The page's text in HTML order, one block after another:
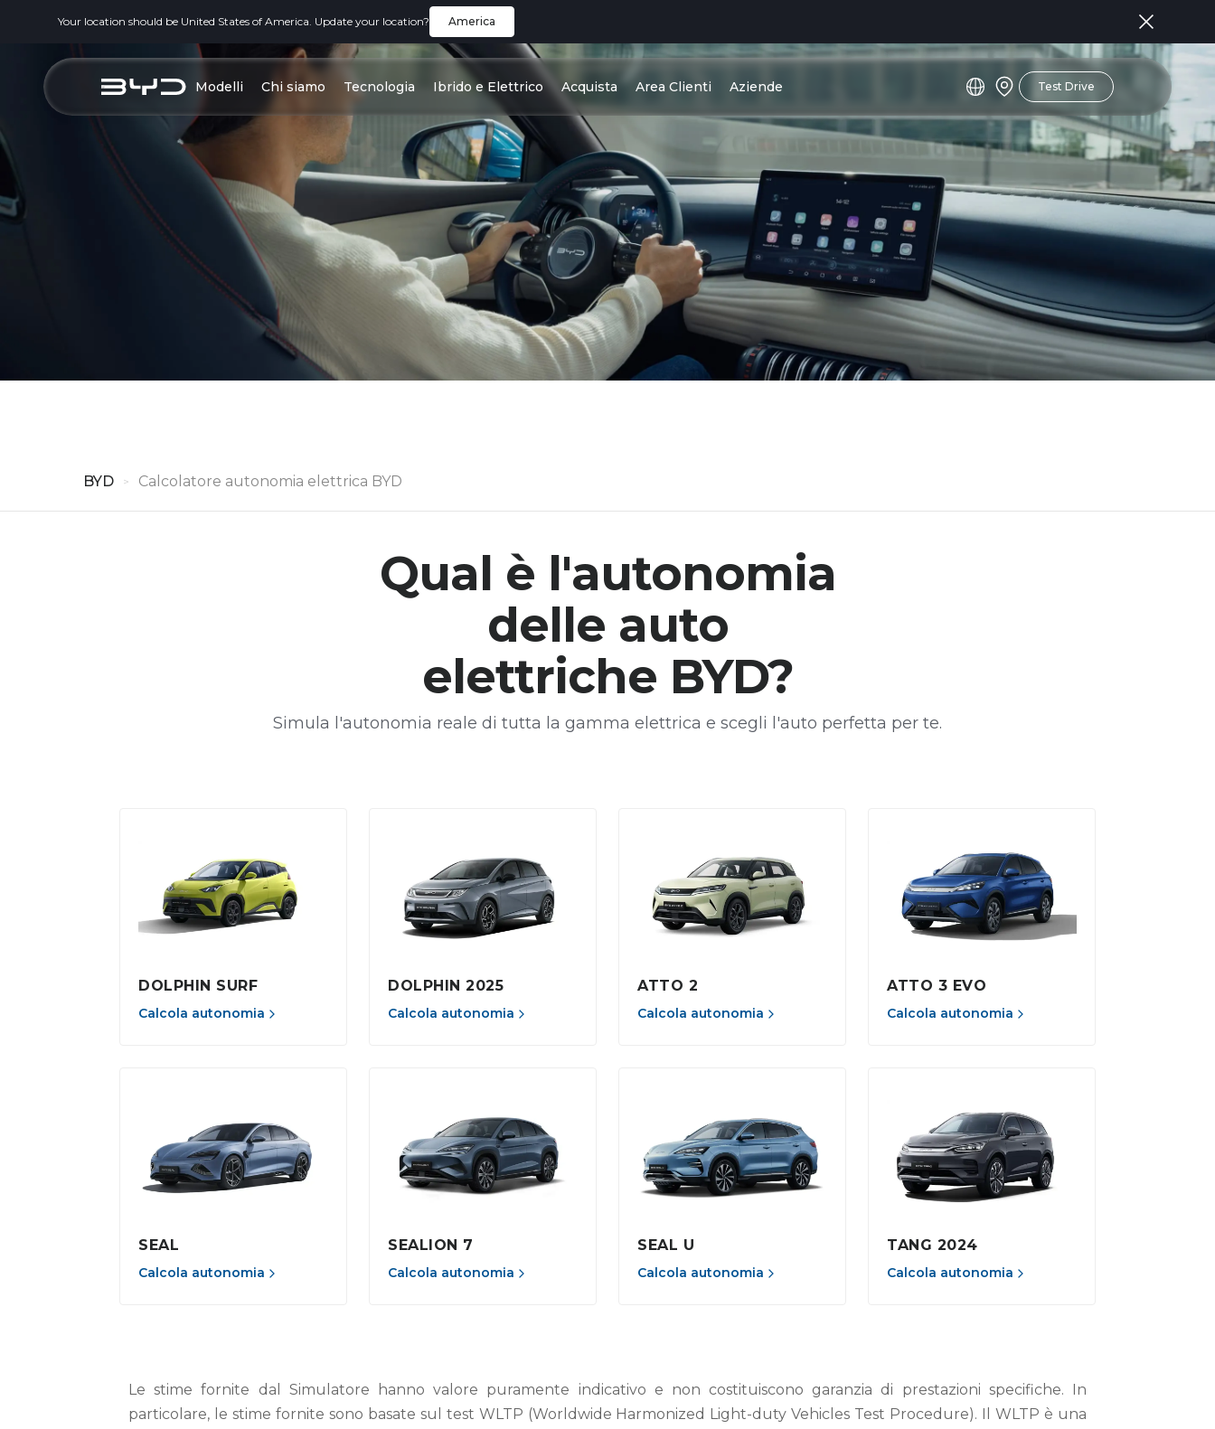
Your location should be United States of America. Update your location? America
Modelli Chi siamo Tecnologia Ibrido e Elettrico Acquista Area Clienti Aziende Test Drive
BYD Calcolatore autonomia elettrica BYD
Qual è l'autonomia
delle auto
elettriche BYD?
Simula l'autonomia reale di tutta la gamma elettrica e scegli l'auto perfetta per te.
DOLPHIN SURF
Calcola autonomia
DOLPHIN 2025
Calcola autonomia
ATTO 2
Calcola autonomia
ATTO 3 EVO
Calcola autonomia
SEAL
Calcola autonomia
SEALION 7
Calcola autonomia
SEAL U
Calcola autonomia
TANG 2024
Calcola autonomia
Le stime fornite dal Simulatore hanno valore puramente indicativo e non costituiscono garanzia di prestazioni specifiche. In
particolare, le stime fornite sono basate sul test WLTP (Worldwide Harmonized Light-duty Vehicles Test Procedure). Il WLTP è una